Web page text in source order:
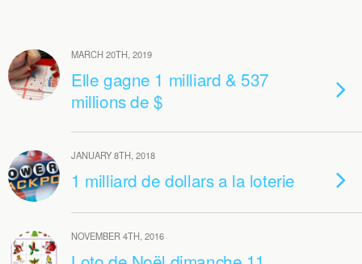
MARCH 20TH, 2019
Elle gagne 1 milliard & 537
millions de $
JANUARY 8TH, 2018
1 milliard de dollars a la loterie
NOVEMBER 4TH, 2016